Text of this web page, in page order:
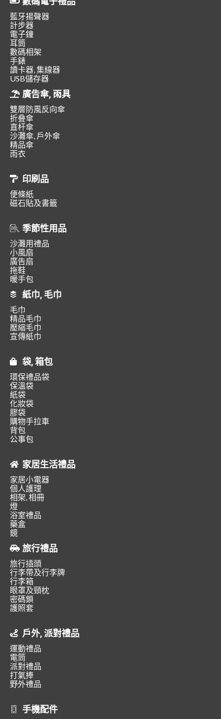
藍牙揚聲器
計步器
電子鐘
耳筒
數碼相架
手錶
讀卡器, 集線器
USB儲存器
廣告傘, 雨具
雙層防風反向傘
折叠傘
直杆傘
沙灘傘, 戶外傘
精品傘
雨衣
印刷品
便條紙
磁石貼及書籤
季節性用品
沙灘用禮品
小風扇
廣告扇
拖鞋
暖手包
紙巾, 毛巾
毛巾
精品毛巾
壓縮毛巾
宣傳紙巾
袋, 箱包
環保禮品袋
保溫袋
紙袋
化妝袋
膠袋
購物手拉車
背包
公事包
家居生活禮品
家居小電器
個人護理
相架, 相冊
燈
浴室禮品
藥盒
鏡
旅行禮品
旅行插頭
行李帶及行李牌
行李箱
眼罩及頸枕
密碼鎖
護照套
戶外, 派對禮品
運動禮品
電筒
派對禮品
打氣捧
野外禮品
手機配件